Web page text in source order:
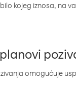
kojeg iznosa, na
omogućuje